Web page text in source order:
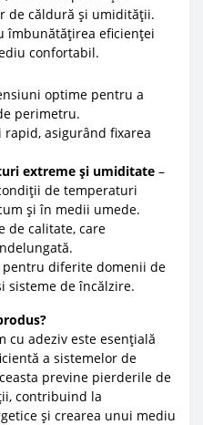
de căldură și umidității.
îmbunătățirea eficienței
confortabil.
optime pentru a
perimetru.
rapid, asigurând fixarea
extreme și umiditate –
de temperaturi
și în medii umede.
de calitate, care
pentru diferite domenii de
sisteme de încălzire.
cu adeziv este esențială
a sistemelor de
previne pierderile de
contribuind la
și crearea unui mediu